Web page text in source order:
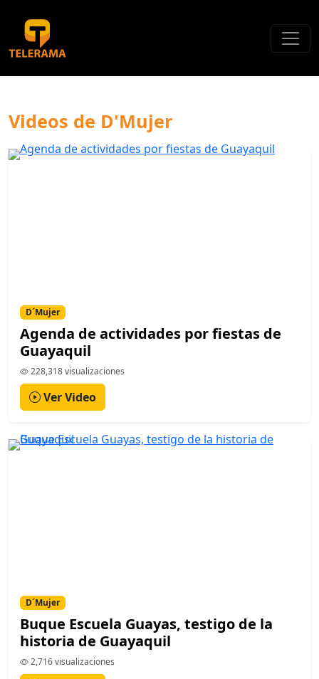
Videos de D'Mujer
D´Mujer
Agenda de actividades por fiestas de
Guayaquil
228,318 visualizaciones
Ver Video
D´Mujer
Buque Escuela Guayas, testigo de la
historia de Guayaquil
2,716 visualizaciones